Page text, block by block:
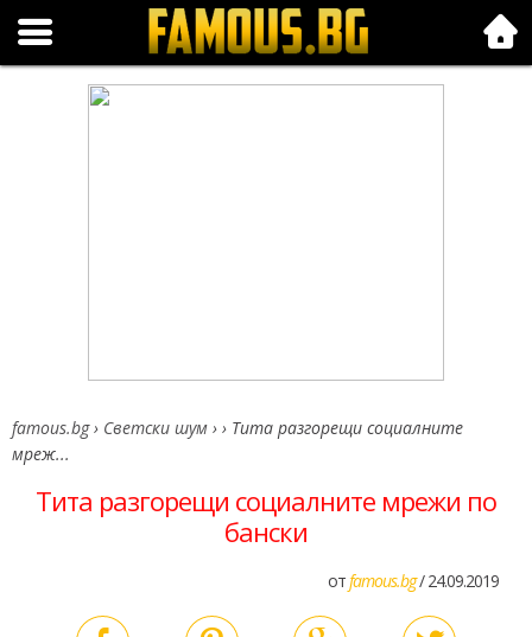
Folk.bg
famous.bg › Светски шум › › Тита разгорещи социалните
мреж...
Тита разгорещи социалните мрежи по
бански
отfamous.bg/ 24.09.2019